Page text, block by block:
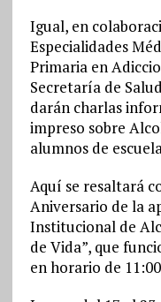
Igual, en
Especialidades
Primaria en
Secretaría de
darán charlas
impreso sobre
alumnos de
Aquí se resaltará
Aniversario de la
Institucional de
de Vida”, que
en horario de